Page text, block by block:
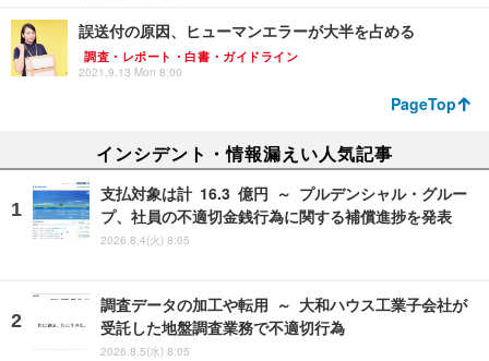
誤送付の原因、ヒューマンエラーが大半を占める
調査・レポート・白書・ガイドライン
2021.9.13 Mon 8:00
PageTop
インシデント・情報漏えい人気記事
支払対象は計 16.3 億円 ～ プルデンシャル・グルー
プ、社員の不適切金銭行為に関する補償進捗を発表
2026.8.4(火) 8:05
調査データの加工や転用 ～ 大和ハウス工業子会社が
受託した地盤調査業務で不適切行為
2026.8.5(水) 8:05